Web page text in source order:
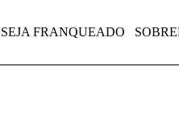
FRANQUEADO SOBRE